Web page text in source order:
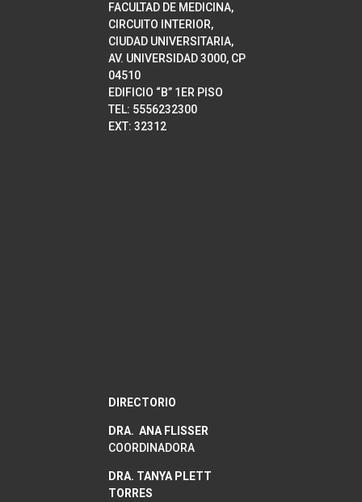
FACULTAD DE MEDICINA,
CIRCUITO INTERIOR,
CIUDAD UNIVERSITARIA,
AV. UNIVERSIDAD 3000, CP
04510
EDIFICIO “B” 1ER PISO
TEL: 5556232300
EXT: 32312
DIRECTORIO
DRA. ANA FLISSER
COORDINADORA
DRA. TANYA PLETT
TORRES